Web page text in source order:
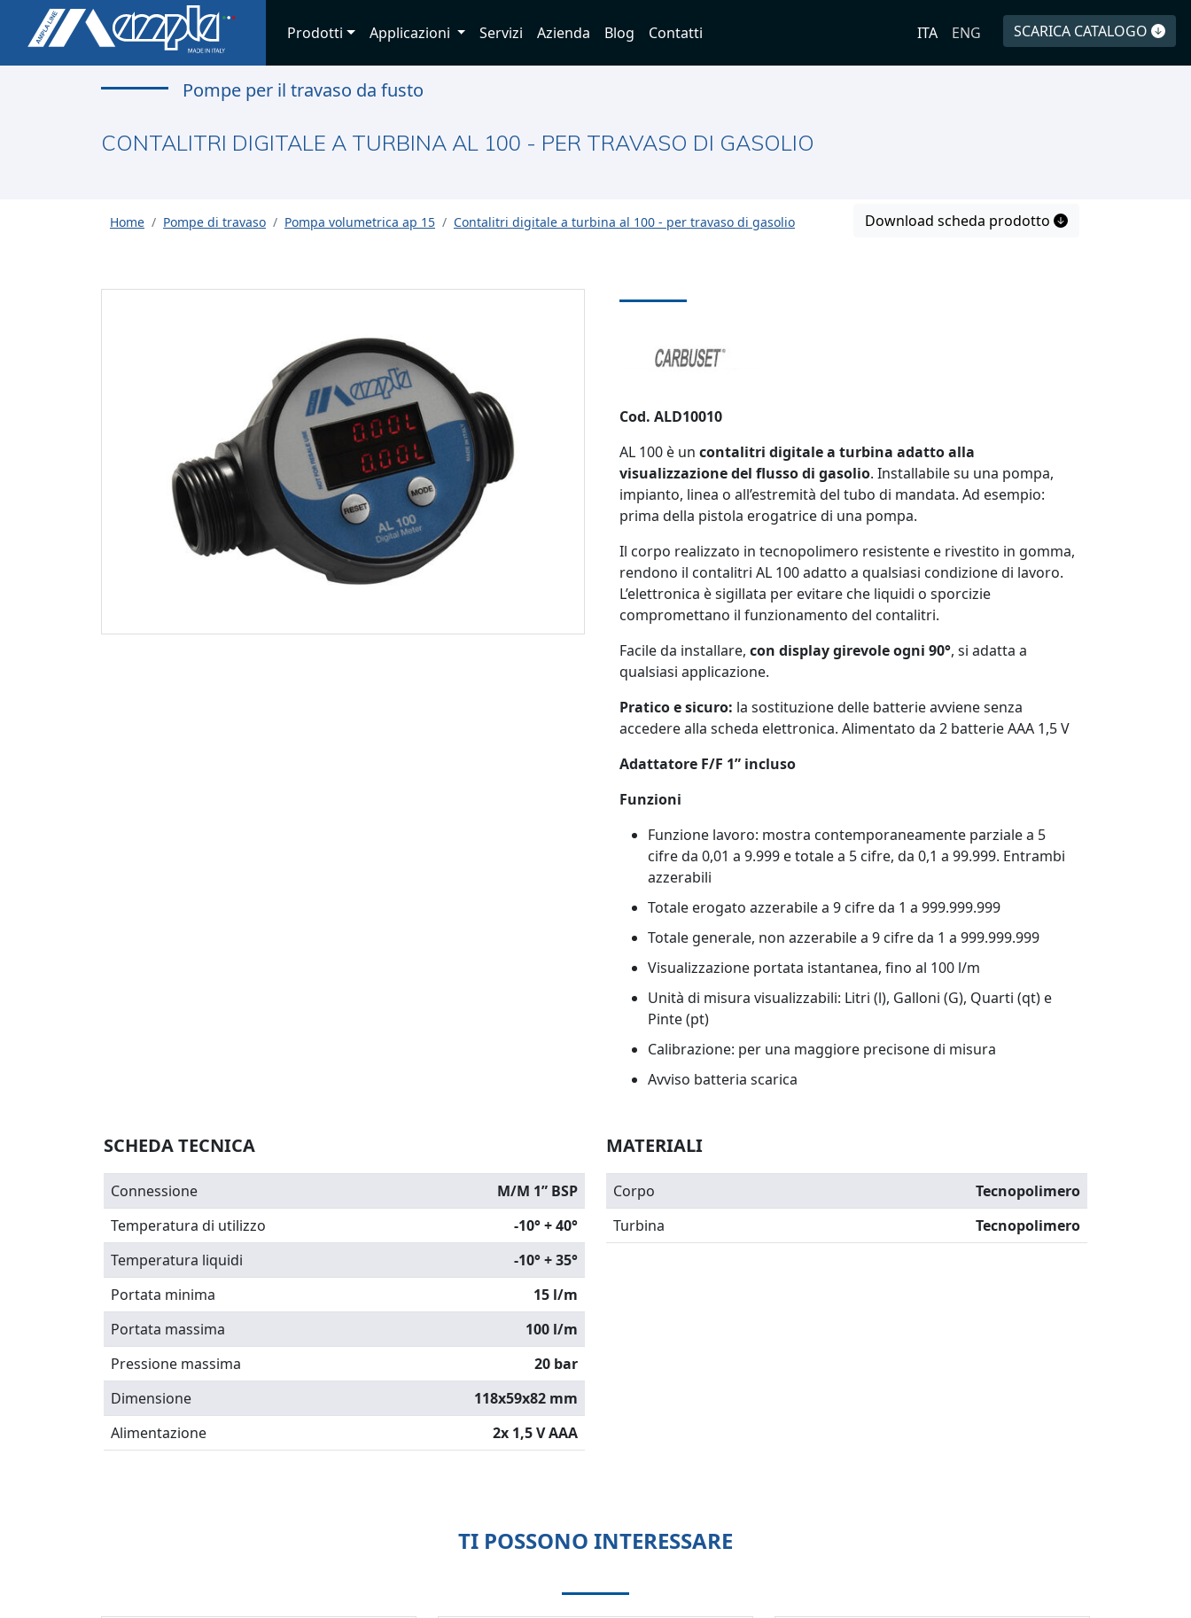
Prodotti Applicazioni Servizi Azienda Blog Contatti ITA ENG SCARICA CATALOGO
Pompe per il travaso da fusto
CONTALITRI DIGITALE A TURBINA AL 100 - PER TRAVASO DI GASOLIO
Home Pompe di travaso Pompa volumetrica ap 15 Contalitri digitale a turbina al 100 - per travaso di gasolio Download scheda prodotto
Cod. ALD10010
AL 100 è un contalitri digitale a turbina adatto alla
visualizzazione del flusso di gasolio. Installabile su una pompa,
impianto, linea o all’estremità del tubo di mandata. Ad esempio:
prima della pistola erogatrice di una pompa.
Il corpo realizzato in tecnopolimero resistente e rivestito in gomma,
rendono il contalitri AL 100 adatto a qualsiasi condizione di lavoro.
L’elettronica è sigillata per evitare che liquidi o sporcizie
compromettano il funzionamento del contalitri.
Facile da installare, con display girevole ogni 90°, si adatta a
qualsiasi applicazione.
Pratico e sicuro: la sostituzione delle batterie avviene senza
accedere alla scheda elettronica. Alimentato da 2 batterie AAA 1,5 V
Adattatore F/F 1” incluso
Funzioni
Funzione lavoro: mostra contemporaneamente parziale a 5
cifre da 0,01 a 9.999 e totale a 5 cifre, da 0,1 a 99.999. Entrambi
azzerabili
Totale erogato azzerabile a 9 cifre da 1 a 999.999.999
Totale generale, non azzerabile a 9 cifre da 1 a 999.999.999
Visualizzazione portata istantanea, fino al 100 l/m
Unità di misura visualizzabili: Litri (l), Galloni (G), Quarti (qt) e
Pinte (pt)
Calibrazione: per una maggiore precisone di misura
Avviso batteria scarica
SCHEDA TECNICA
Connessione
M/M 1” BSP
Temperatura di utilizzo
-10° + 40°
Temperatura liquidi
-10° + 35°
Portata minima
15 l/m
Portata massima
100 l/m
Pressione massima
20 bar
Dimensione
118x59x82 mm
Alimentazione
2x 1,5 V AAA
MATERIALI
Corpo
Tecnopolimero
Turbina
Tecnopolimero
TI POSSONO INTERESSARE